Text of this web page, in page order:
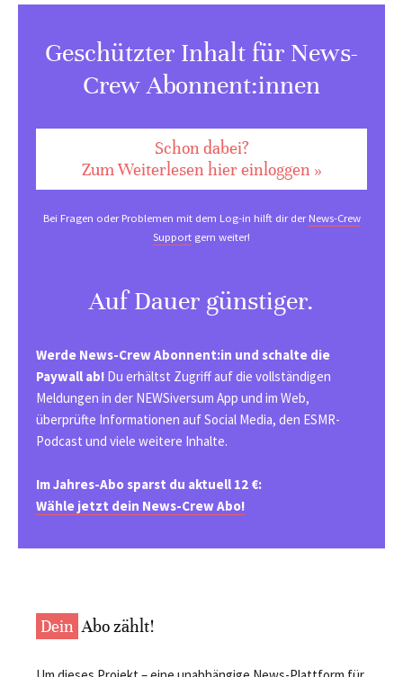
Geschützter Inhalt für News-
Crew Abonnent:innen
Schon dabei?
Zum Weiterlesen hier einloggen »
Bei Fragen oder Problemen mit dem Log-in hilft dir derNews-Crew
Support gern weiter!
Auf Dauer günstiger.
Werde News-Crew Abonnent:in und schalte die
Paywall ab! Du erhältst Zugriff auf die vollständigen
Meldungen in der NEWSiversum App und im Web,
überprüfte Informationen auf Social Media, den ESMR-
Podcast und viele weitere Inhalte.
Im Jahres-Abo sparst du aktuell 12 €:
Wähle jetzt dein News-Crew Abo!
Dein Abo zählt!